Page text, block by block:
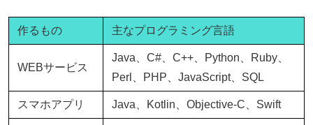
作るもの 主なプログラミング言語
WEBサービス
Java、C#、C++、Python、Ruby、
Perl、PHP、JavaScript、SQL
スマホアプリ Java、Kotlin、Objective-C、Swift